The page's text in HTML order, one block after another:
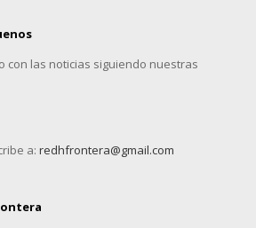
con las noticias siguiendo nuestras
a: redhfrontera@gmail.com